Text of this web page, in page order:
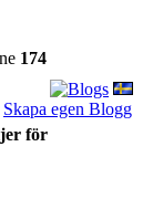
174
Skapa egen Blogg
för